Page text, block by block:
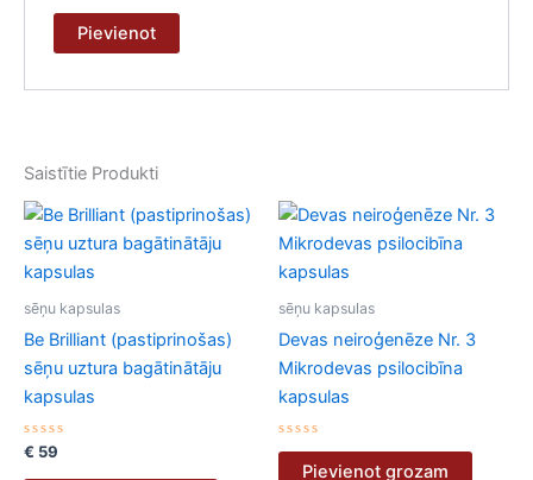
Saistītie Produkti
sēņu kapsulas
Be Brilliant (pastiprinošas)
sēņu uztura bagātinātāju
kapsulas
Novērtēts
€ 59
sēņu kapsulas
Devas neiroģenēze Nr. 3
Mikrodevas psilocibīna
kapsulas
Novērtēts
Pievienot grozam